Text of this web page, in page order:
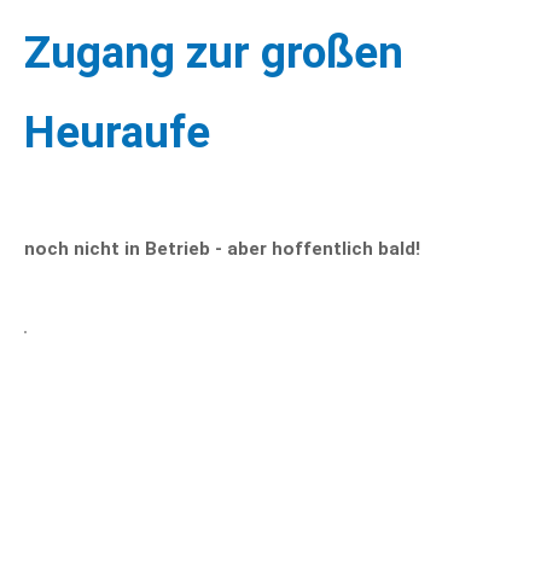
Zugang zur großen
Heuraufe
noch nicht in Betrieb - aber hoffentlich bald!